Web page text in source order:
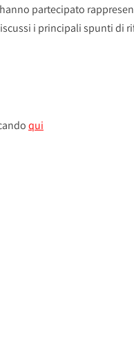
partecipato
i principali spunti di
qui